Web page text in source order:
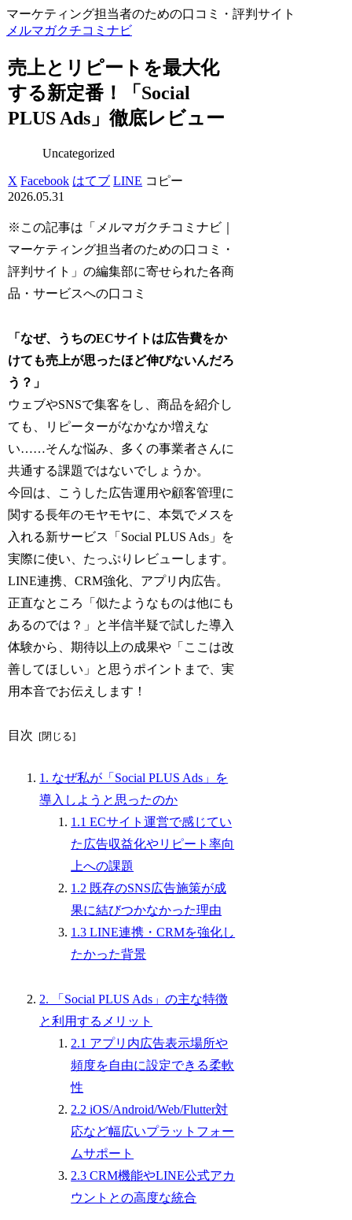
マーケティング担当者のための口コミ・評判サイト
メルマガクチコミナビ
売上とリピートを最大化
する新定番！「Social
PLUS Ads」徹底レビュー
Uncategorized
X Facebook はてブ LINE コピー
2026.05.31
※この記事は「メルマガクチコミナビ｜
マーケティング担当者のための口コミ・
評判サイト」の編集部に寄せられた各商
品・サービスへの口コミ
「なぜ、うちのECサイトは広告費をか
けても売上が思ったほど伸びないんだろ
う？」
ウェブやSNSで集客をし、商品を紹介し
ても、リピーターがなかなか増えな
い……そんな悩み、多くの事業者さんに
共通する課題ではないでしょうか。
今回は、こうした広告運用や顧客管理に
関する長年のモヤモヤに、本気でメスを
入れる新サービス「Social PLUS Ads」を
実際に使い、たっぷりレビューします。
LINE連携、CRM強化、アプリ内広告。
正直なところ「似たようなものは他にも
あるのでは？」と半信半疑で試した導入
体験から、期待以上の成果や「ここは改
善してほしい」と思うポイントまで、実
用本音でお伝えします！
目次
1. なぜ私が「Social PLUS Ads」を
導入しようと思ったのか
1.1 ECサイト運営で感じてい
た広告収益化やリピート率向
上への課題
1.2 既存のSNS広告施策が成
果に結びつかなかった理由
1.3 LINE連携・CRMを強化し
たかった背景
2. 「Social PLUS Ads」の主な特徴
と利用するメリット
2.1 アプリ内広告表示場所や
頻度を自由に設定できる柔軟
性
2.2 iOS/Android/Web/Flutter対
応など幅広いプラットフォー
ムサポート
2.3 CRM機能やLINE公式アカ
ウントとの高度な統合